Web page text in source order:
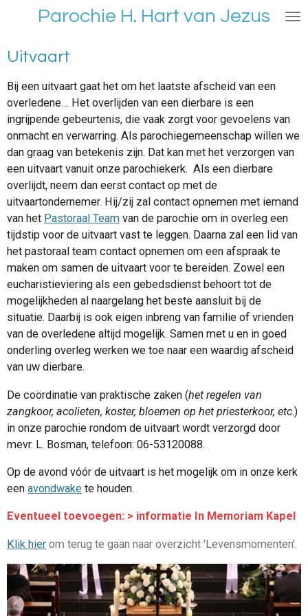
naar
de
hoofdinhoud
Parochie H. Hart van Jezus
Uitvaart
Bij een uitvaart gaat het om het laatste afscheid van een
overledene… Het overlijden van een dierbare is een
ingrijpende gebeurtenis, die vaak zorgt voor gevoelens van
onmacht en verwarring. Als parochiegemeenschap willen we
dan graag van betekenis zijn. Dat kan met het verzorgen van
een uitvaart vanuit onze parochiekerk. Als een dierbare
overlijdt, neem dan eerst contact op met de
uitvaartondernemer. Hij/zij zal contact opnemen met iemand
van het Pastoraal Team van de parochie om in overleg een
tijdstip voor de uitvaart vast te leggen. Daarna zal een lid van
het pastoraal team contact opnemen om een afspraak te
maken om samen de uitvaart voor te bereiden. Zowel een
eucharistieviering als een gebedsdienst behoort tot de
mogelijkheden al naargelang het beste aansluit bij de
situatie. Daarbij is ook eigen inbreng van familie of vrienden
van de overledene altijd mogelijk. Samen met u en in goed
onderling overleg werken we toe naar een waardig afscheid
van uw dierbare.
De coördinatie van praktische zaken (het regelen van
zangkoor, acolieten, koster, bloemen op het priesterkoor, etc.)
in onze parochie rondom de uitvaart wordt verzorgd door
mevr. L. Bosman, telefoon: 06-53120088.
Op de avond vóór de uitvaart is het mogelijk om in onze kerk
een avondwake te houden.
Eventueel toevoegen: > informatie In Memoriam Kapel
Klik hier om terug te gaan naar overzicht 'Levensmomenten'.